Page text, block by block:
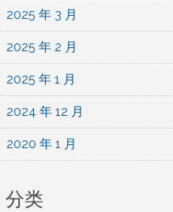
2025 年 3 月
2025 年 2 月
2025 年 1 月
2024 年 12 月
2020 年 1 月
分类